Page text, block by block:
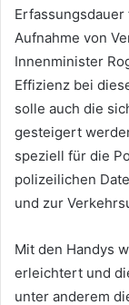
Aufnahme von
Innenminister
Effizienz bei
solle auch die
gesteigert
speziell für die
polizeilichen
und zur
Mit den Handys
erleichtert und
unter anderem